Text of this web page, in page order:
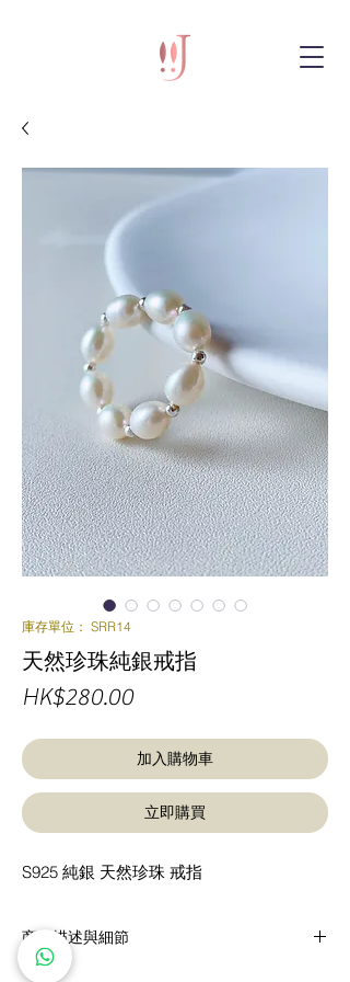
庫存單位： SRR14
天然珍珠純銀戒指
HK$280.00價
加入購物車
立即購買
S925 純銀 天然珍珠 戒指
商品描述與細節
S925 純銀 天然珍珠 戒指